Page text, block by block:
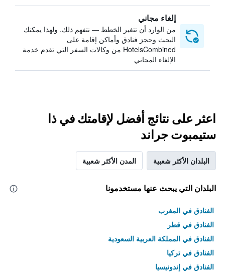
إلغاء مجاني
من الوارد أن تتغير الخطط — نتفهم ذلك. ولهذا يمكنك
البحث وحجز فنادق وأماكن إقامة على
HotelsCombined من وكالات السفر التي تقدم خدمة
الإلغاء المجاني
اعثر على نتائج أفضل لإقامتك في ذا
ستيمبوت جراند
البلدان الأكثر شعبية المدن الأكثر شعبية
البلدان التي يبحث عنها مستخدمونا
الفنادق في المغرب
الفنادق في قطر
الفنادق في المملكة العربية السعودية
الفنادق في تركيا
الفنادق في إندونيسيا